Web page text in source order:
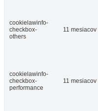
cookielawinfo-
checkbox-
others
11 mesiacov
cookielawinfo-
checkbox-
performance
11 mesiacov